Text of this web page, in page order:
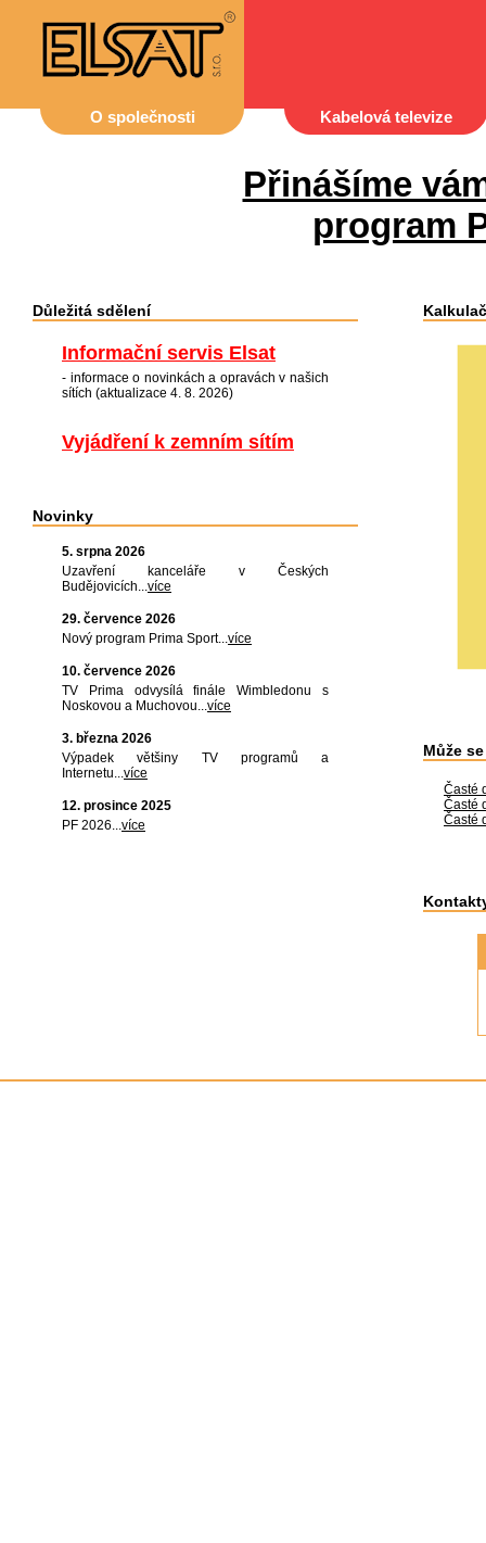
O společnosti Kabelová televize
Přinášíme
program
Důležitá sdělení
Informační servis Elsat
- informace o novinkách a opravách v našich
sítích (aktualizace 4. 8. 2026)
Vyjádření k zemním sítím
Novinky
5. srpna 2026
Uzavření kanceláře v Českých
Budějovicích...více
29. července 2026
Nový program Prima Sport...více
10. července 2026
TV Prima odvysílá finále Wimbledonu s
Noskovou a Muchovou...více
3. března 2026
Výpadek většiny TV programů a
Internetu...více
12. prosince 2025
PF 2026... více
Může
Časté
Časté
Časté